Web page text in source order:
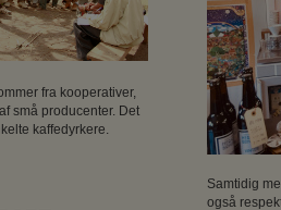
fra kooperativer,
små producenter. Det
kaffedyrkere.
Samtidig
også